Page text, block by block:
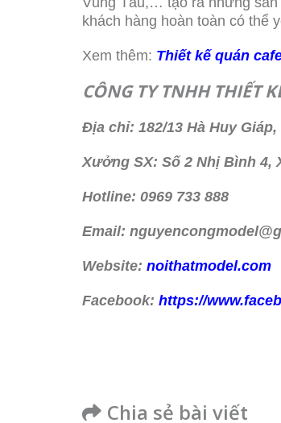
khách hàng hoàn toàn có thể
Xem thêm: Thiết kế quán
CÔNG TY TNHH THIẾT
Địa chỉ: 182/13 Hà Huy
Xưởng SX: Số 2 Nhị Bình 4,
Hotline: 0969 733 888
Email:
Website: noithatmodel.com
Facebook: https://
Chia sẻ bài viết